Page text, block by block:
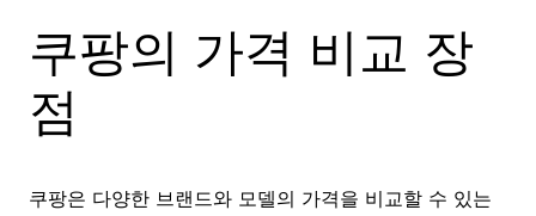
쿠팡의 가격 비교 장
점
쿠팡은 다양한 브랜드와 모델의 가격을 비교할 수 있는